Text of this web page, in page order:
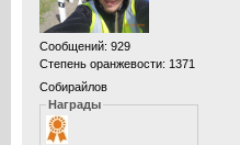
Сообщений: 929
Степень оранжевости: 1371
Собирайлов
Награды